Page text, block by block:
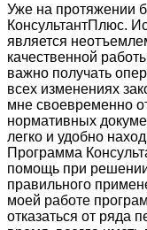
Уже на протяжении
КонсультантПлюс.
является
качественной
важно получать
всех изменениях
мне своевременно
нормативных
легко и удобно
Программа
помощь при
правильного
моей работе
отказаться от ряда